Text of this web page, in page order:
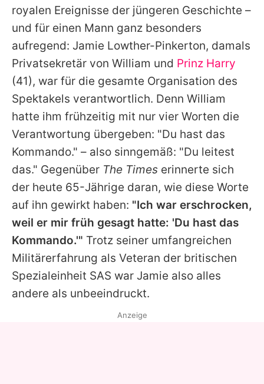
Jobs
App runterladen
Team
Redaktionelle Richtlinien
Impressum
Datenschutzerklärung
Nutzungsbedingungen
Utiq verwalten
royalen Ereignisse der jüngeren Geschichte –
und für einen Mann ganz besonders
aufregend: Jamie Lowther-Pinkerton, damals
Privatsekretär von William und Prinz Harry
(41), war für die gesamte Organisation des
Spektakels verantwortlich. Denn William
hatte ihm frühzeitig mit nur vier Worten die
Verantwortung übergeben: "Du hast das
Kommando." – also sinngemäß: "Du leitest
das." Gegenüber The Times erinnerte sich
der heute 65-Jährige daran, wie diese Worte
auf ihn gewirkt haben: "Ich war erschrocken,
weil er mir früh gesagt hatte: 'Du hast das
Kommando.'" Trotz seiner umfangreichen
Militärerfahrung als Veteran der britischen
Spezialeinheit SAS war Jamie also alles
andere als unbeeindruckt.
Anzeige